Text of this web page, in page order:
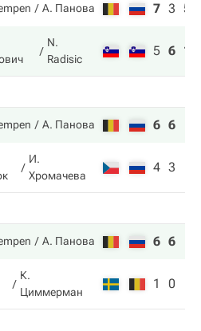
А. Панова 7 3 5
N.
Radisic
5 6 10
А. Панова 6 6
И.
Хромачева
4 3
А. Панова 6 6
К.
Циммерман
1 0